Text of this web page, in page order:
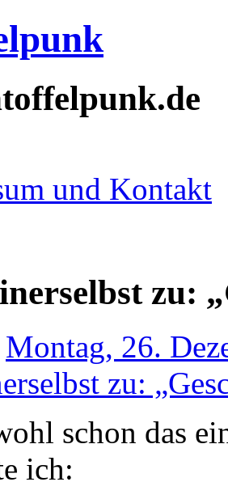
und Kontakt
zu:
Montag, 26.
zu:
schon das
ich: